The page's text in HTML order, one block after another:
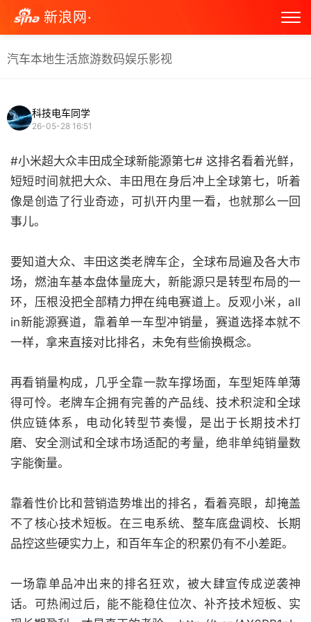
新浪网·
汽车本地生活旅游数码娱乐影视
科技电车同学
26-05-28 16:51
#小米超大众丰田成全球新能源第七# 这排名看着光鲜，
短短时间就把大众、丰田甩在身后冲上全球第七，听着
像是创造了行业奇迹，可扒开内里一看，也就那么一回
事儿。
要知道大众、丰田这类老牌车企，全球布局遍及各大市
场，燃油车基本盘体量庞大，新能源只是转型布局的一
环，压根没把全部精力押在纯电赛道上。反观小米，all
in新能源赛道，靠着单一车型冲销量，赛道选择本就不
一样，拿来直接对比排名，未免有些偷换概念。
再看销量构成，几乎全靠一款车撑场面，车型矩阵单薄
得可怜。老牌车企拥有完善的产品线、技术积淀和全球
供应链体系，电动化转型节奏慢，是出于长期技术打
磨、安全测试和全球市场适配的考量，绝非单纯销量数
字能衡量。
靠着性价比和营销造势堆出的排名，看着亮眼，却掩盖
不了核心技术短板。在三电系统、整车底盘调校、长期
品控这些硬实力上，和百年车企的积累仍有不小差距。
一场靠单品冲出来的排名狂欢，被大肆宣传成逆袭神
话。可热闹过后，能不能稳住位次、补齐技术短板、实